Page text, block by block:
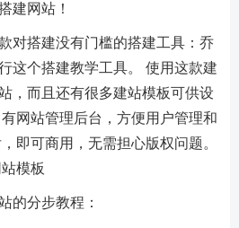
建网站！
对搭建没有门槛的搭建工具：乔
行这个搭建教学工具。 使用这款建
，而且还有很多建站模板可供设
网站管理后台，方便用户管理和
即可商用，无需担心版权问题。
模板
的分步教程：